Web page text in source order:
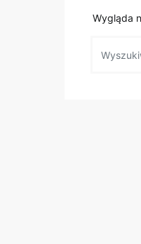
Wygląda